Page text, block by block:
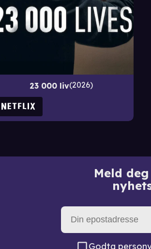
23 000 liv 2026
Meld
Godta